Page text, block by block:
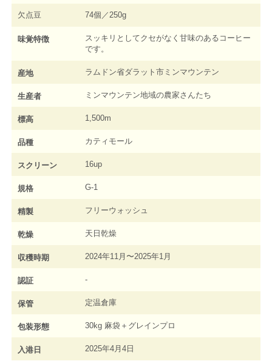
欠点豆 74個／250g
味覚特徴
スッキリとしてクセがなく甘味のあるコーヒー
です。
産地 ラムドン省ダラット市ミンマウンテン
生産者 ミンマウンテン地域の農家さんたち
標高 1,500m
品種 カティモール
スクリーン 16up
規格 G-1
精製 フリーウォッシュ
乾燥 天日乾燥
収穫時期 2024年11月〜2025年1月
認証 -
保管 定温倉庫
包装形態 30kg 麻袋＋グレインプロ
入港日 2025年4月4日